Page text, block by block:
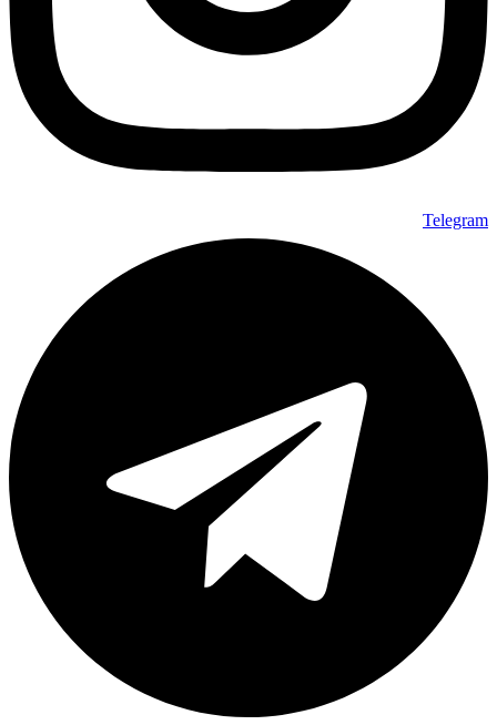
Telegram